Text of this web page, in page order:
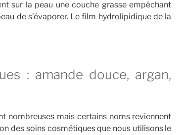
sur la peau une couche grasse empêchant
de s’évaporer. Le film hydrolipidique de la
: amande douce, argan,
nombreuses mais certains noms reviennent
des soins cosmétiques que nous utilisons le